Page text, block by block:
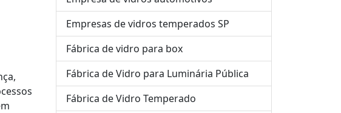
Empresas de vidros temperados SP
Fábrica de vidro para box
Fábrica de Vidro para Luminária Pública
Fábrica de Vidro Temperado